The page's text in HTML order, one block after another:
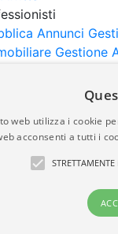
Annunci
Gestione
italia.it
della
web utilizza i cookie
acconsenti a tutti i
STRETTAMENTE